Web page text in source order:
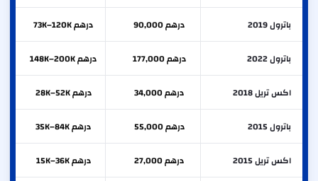
باترول 2019 درهم 90,000 درهم 73K–120K
باترول 2022 درهم 177,000 درهم 148K–200K
اكس تريل 2018 درهم 34,000 درهم 28K–52K
باترول 2015 درهم 55,000 درهم 35K–84K
اكس تريل 2015 درهم 27,000 درهم 15K–36K